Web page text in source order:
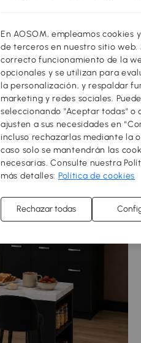
En AOSOM, empleamos cookies
de terceros en nuestro sitio web.
correcto funcionamiento de la
opcionales y se utilizan para
la personalización, y respaldar
marketing y redes sociales.
seleccionando "Aceptar todas" o
ajusten a sus necesidades en
incluso rechazarlas mediante la
caso solo se mantendrán las
necesarias. Consulte nuestra
más detalles: Política de cookies
Rechazar todas